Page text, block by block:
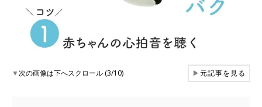
▼次の画像は下へスクロール (3/10) ▶元記事を見る